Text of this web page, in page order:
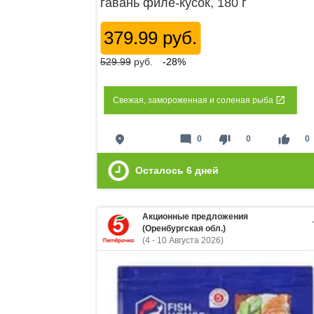
гавань филе-кусок, 180 г
379.99 руб.
529.99 руб. -28%
Свежая, замороженная и соленая рыба
place thumb_down 0 thumb_up 0
mode_comment 0
Осталось 6 дней
Акционные предложения
(Оренбургская обл.)
(4 - 10 Августа 2026)